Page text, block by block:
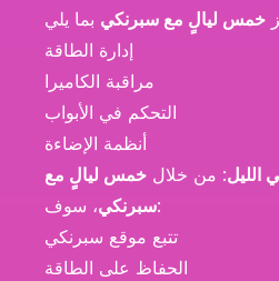
خمس ليالٍ مع سبرنكي
إدارة الطاقة
مراقبة الكاميرا
التحكم في الأبواب
أنظمة الإضاءة
الليل: من خلال خمس ليالٍ مع
سبرنكي، سوف:
تتبع موقع سبرنكي
الحفاظ على الطاقة